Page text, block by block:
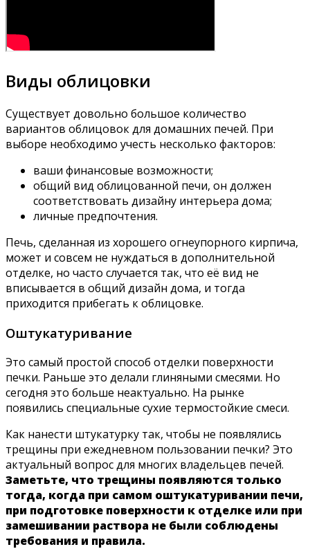
Виды облицовки
Существует довольно большое количество
вариантов облицовок для домашних печей. При
выборе необходимо учесть несколько факторов:
ваши финансовые возможности;
общий вид облицованной печи, он должен
соответствовать дизайну интерьера дома;
личные предпочтения.
Печь, сделанная из хорошего огнеупорного кирпича,
может и совсем не нуждаться в дополнительной
отделке, но часто случается так, что её вид не
вписывается в общий дизайн дома, и тогда
приходится прибегать к облицовке.
Оштукатуривание
Это самый простой способ отделки поверхности
печки. Раньше это делали глиняными смесями. Но
сегодня это больше неактуально. На рынке
появились специальные сухие термостойкие смеси.
Как нанести штукатурку так, чтобы не появлялись
трещины при ежедневном пользовании печки? Это
актуальный вопрос для многих владельцев печей.
Заметьте, что трещины появляются только
тогда, когда при самом оштукатуривании печи,
при подготовке поверхности к отделке или при
замешивании раствора не были соблюдены
требования и правила.